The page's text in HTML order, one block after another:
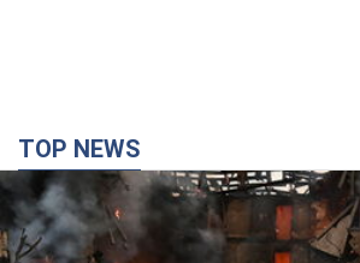
баллистики в Украине: что
Интервью с Шарпом
В июле страна-агрессор установила
запущенных по Украине баллистических